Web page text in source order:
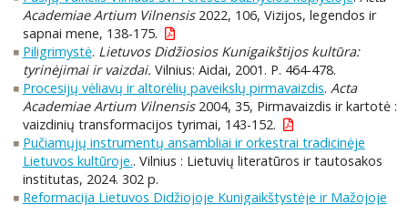
Academiae Artium Vilnensis2022, 106, Vizijos, legendos ir
sapnai mene, 138-175.
Piligrimystė. Lietuvos Didžiosios Kunigaikštijos kultūra:
tyrinėjimai ir vaizdai. Vilnius: Aidai, 2001. P. 464-478.
Procesijų vėliavų ir altorėlių paveikslų pirmavaizdis. Acta
Academiae Artium Vilnensis2004, 35, Pirmavaizdis ir kartotė :
vaizdinių transformacijos tyrimai, 143-152.
Pučiamųjų instrumentų ansambliai ir orkestrai tradicinėje
Lietuvos kultūroje.. Vilnius : Lietuvių literatūros ir tautosakos
institutas, 2024. 302 p.
Reformacija Lietuvos Didžiojoje Kunigaikštystėje ir Mažojoje